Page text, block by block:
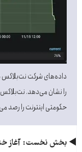
را نشان می‌دهد.
حکومتی اینترنت را رصد
◄ بخش نخست: آغاز